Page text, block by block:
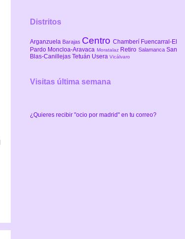
Distritos
Arganzuela Barajas Centro Chamberí Fuencarral-El
Pardo Moncloa-Aravaca Moratalaz Retiro SalamancaSan
Blas-Canillejas Tetuán Usera Vicálvaro
Visitas última semana
¿Quieres recibir "ocio por madrid" en tu correo?